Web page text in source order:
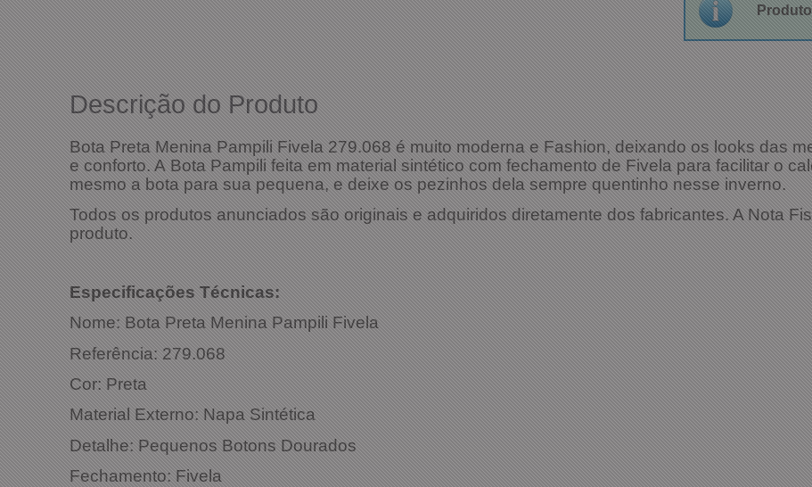
Descrição do Produto
Bota Preta Menina Pampili Fivela 279.068 é muito moderna e Fashion, deixando os looks das
e conforto. A Bota Pampili feita em material sintético com fechamento de Fivela para facilitar o
mesmo a bota para sua pequena, e deixe os pezinhos dela sempre quentinho nesse inverno.
Todos os produtos anunciados são originais e adquiridos diretamente dos fabricantes. A Nota
produto.
Especificações Técnicas:
Nome:Bota Preta Menina Pampili Fivela
Referência: 279.068
Cor: Preta
Material Externo: Napa Sintética
Detalhe: Pequenos Botons Dourados
Fechamento: Fivela